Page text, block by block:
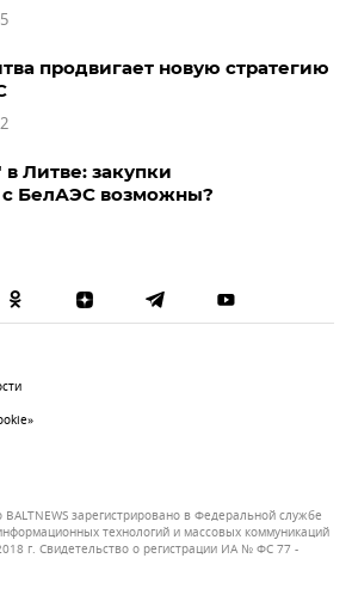
продвигает новую стратегию
Литве: закупки
с БелАЭС возможны?
зарегистрировано в Федеральной службе
технологий и массовых коммуникаций
г. Свидетельство о регистрации ИА № ФС 77 -